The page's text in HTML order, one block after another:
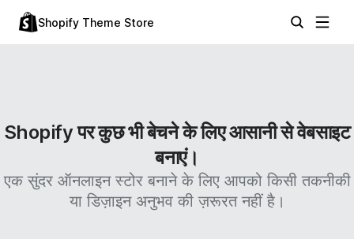
Shopify Theme Store
Shopify पर कुछ भी बेचने के लिए आसानी से वेबसाइट
बनाएं।
एक सुंदर ऑनलाइन स्टोर बनाने के लिए आपको किसी तकनीकी
या डिज़ाइन अनुभव की ज़रूरत नहीं है।